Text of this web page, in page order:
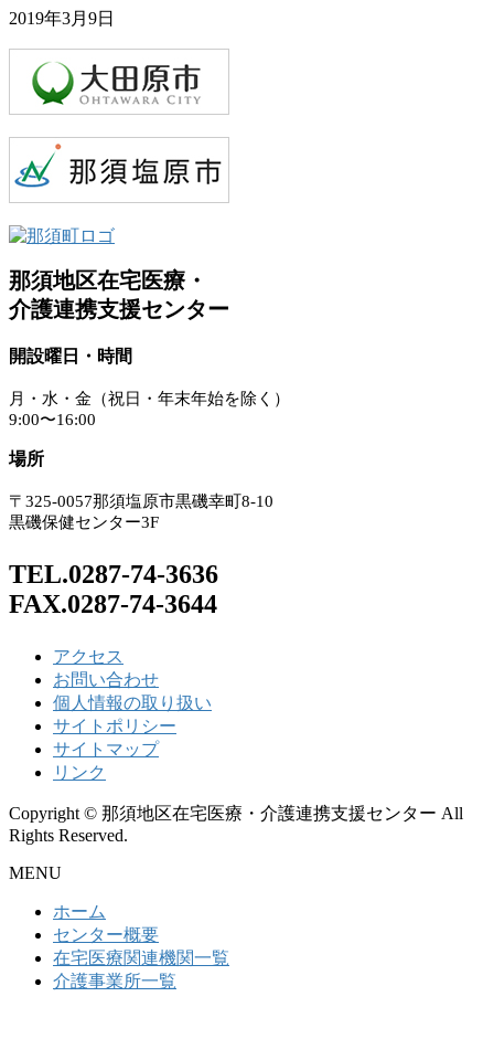
2019年3月9日
那須地区在宅医療・
介護連携支援センター
開設曜日・時間
月・水・金（祝日・年末年始を除く）
9:00〜16:00
場所
〒325-0057那須塩原市黒磯幸町8-10
黒磯保健センター3F
TEL.0287-74-3636
FAX.0287-74-3644
アクセス
お問い合わせ
個人情報の取り扱い
サイトポリシー
サイトマップ
リンク
Copyright © 那須地区在宅医療・介護連携支援センター All
Rights Reserved.
MENU
ホーム
センター概要
在宅医療関連機関一覧
介護事業所一覧